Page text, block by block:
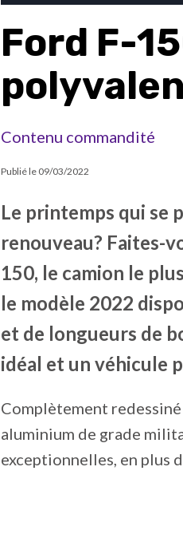
Ford F-
Contenu commandité
Publié le 09/03/2022
Le printemps qui se
renouveau? Faites-
150, le camion le
le modèle 2022
et de longueurs de
idéal et un véhicule
Complètement redessiné
aluminium de grade
exceptionnelles, en plus